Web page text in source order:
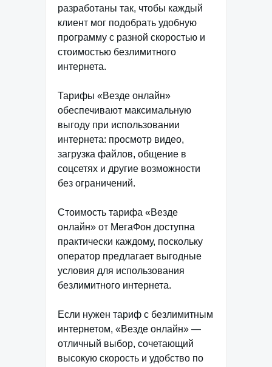
разработаны так, чтобы каждый
клиент мог подобрать удобную
программу с разной скоростью и
стоимостью безлимитного
интернета.
Тарифы «Везде онлайн»
обеспечивают максимальную
выгоду при использовании
интернета: просмотр видео,
загрузка файлов, общение в
соцсетях и другие возможности
без ограничений.
Стоимость тарифа «Везде
онлайн» от МегаФон доступна
практически каждому, поскольку
оператор предлагает выгодные
условия для использования
безлимитного интернета.
Если нужен тариф с безлимитным
интернетом, «Везде онлайн» —
отличный выбор, сочетающий
высокую скорость и удобство по